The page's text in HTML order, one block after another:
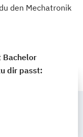
den Mechatronik
Bachelor
dir passt: